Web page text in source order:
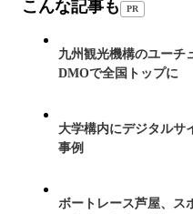
こんな記事も PR
九州観光機構のユーチ
DMOで全国トップに
大学構内にデジタル
事例
ボートレース芦屋、